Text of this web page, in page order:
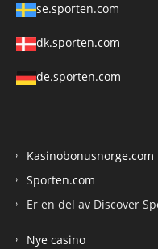
se.sporten.com
dk.sporten.com
de.sporten.com
Kasinobonusnorge.com
Sporten.com
Er en del av Discover
Nye casino